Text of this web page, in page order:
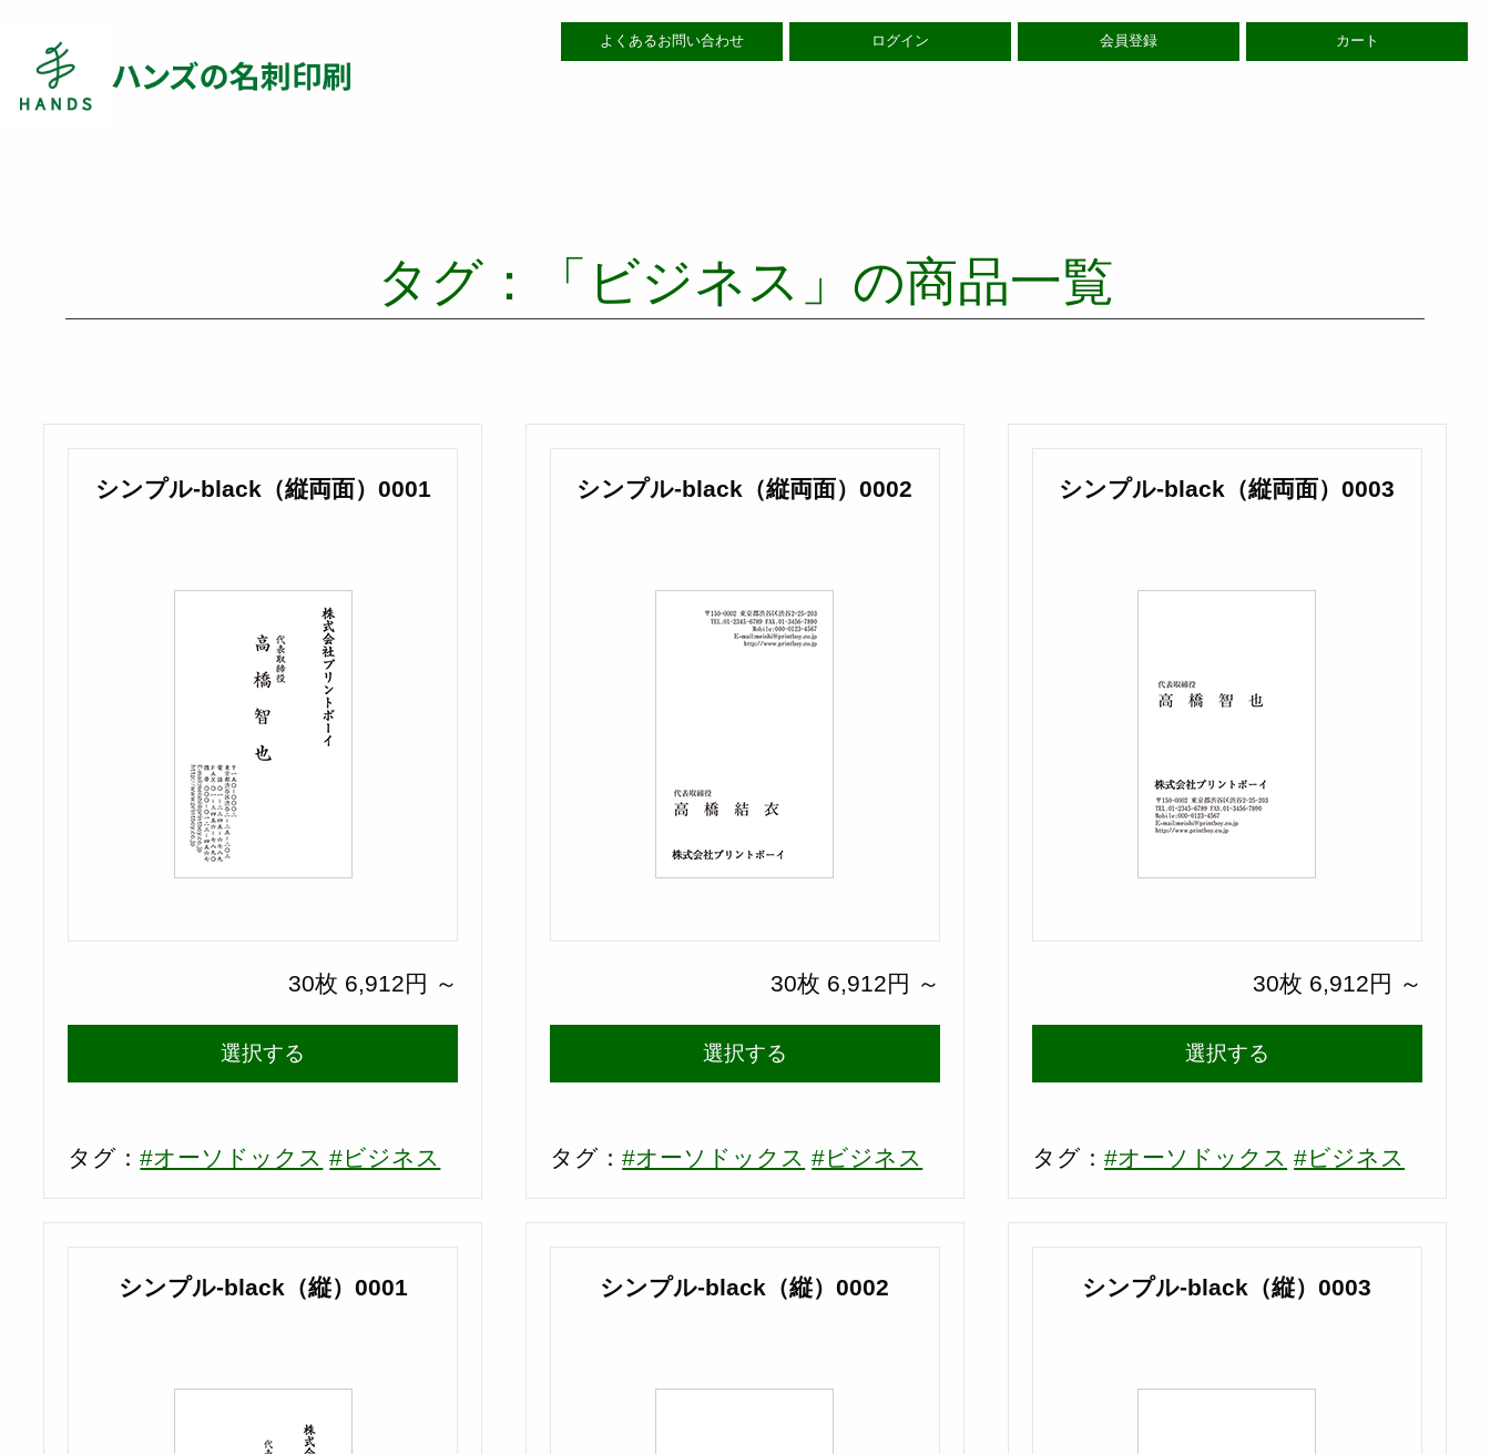
よくあるお問い合わせ ログイン 会員登録 カート
タグ：「ビジネス」の商品一覧
シンプル-black（縦両面）0001
30枚 6,912円 ～
選択する
タグ：#オーソドックス #ビジネス
シンプル-black（縦両面）0002
30枚 6,912円 ～
選択する
タグ：#オーソドックス #ビジネス
シンプル-black（縦両面）0003
30枚 6,912円 ～
選択する
タグ：#オーソドックス #ビジネス
シンプル-black（縦）0001 シンプル-black（縦）0002 シンプル-black（縦）0003